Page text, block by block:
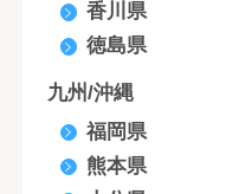
香川県
徳島県
九州/沖縄
福岡県
熊本県